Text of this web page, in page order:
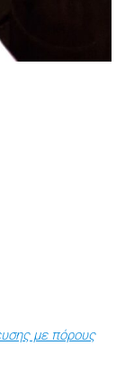
με πόρους